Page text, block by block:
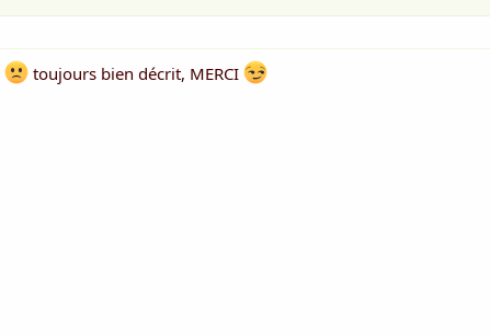
toujours bien décrit, MERCI